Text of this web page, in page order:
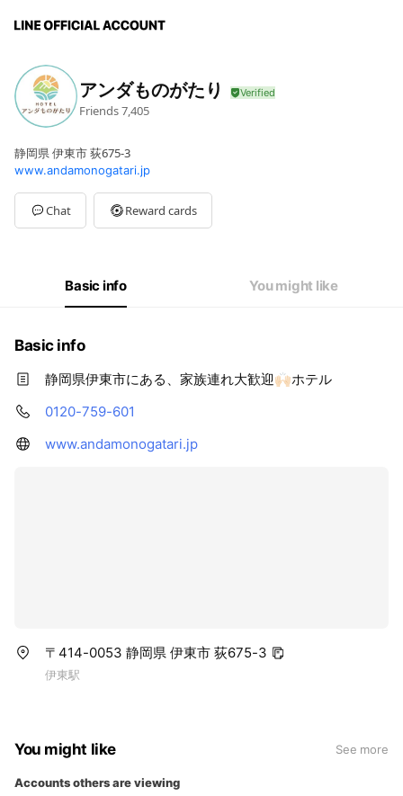
アンダものがたり
Friends7,405
静岡県 伊東市 荻675-3
www.andamonogatari.jp
Chat Reward cards
Basic info You might like
Basic info
静岡県伊東市にある、家族連れ大歓迎🙌🏻ホテル
0120-759-601
www.andamonogatari.jp
〒414-0053 静岡県 伊東市 荻675-3
伊東駅
You might like See more
Accounts others are viewing